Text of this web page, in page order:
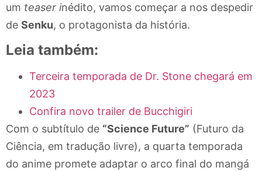
um teaser inédito, vamos começar a nos despedir
de Senku, o protagonista da história.
Leia também:
Terceira temporada de Dr. Stone chegará em
2023
Confira novo trailer de Bucchigiri
Com o subtítulo de “Science Future” (Futuro da
Ciência, em tradução livre), a quarta temporada
do anime promete adaptar o arco final do mangá